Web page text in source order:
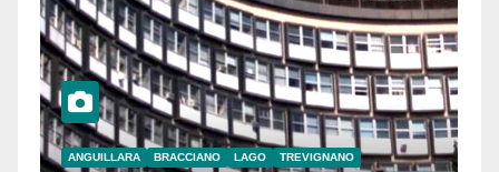
ANGUILLARA BRACCIANO LAGO TREVIGNANO